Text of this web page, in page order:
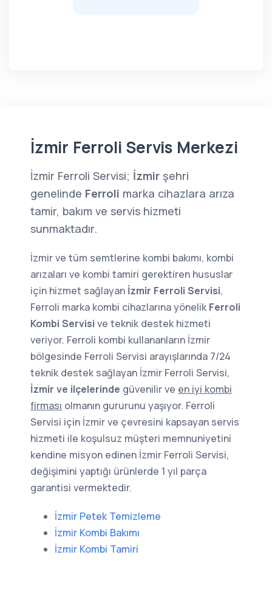
İzmir Ferroli Servis Merkezi
İzmir Ferroli Servisi; İzmir şehri
genelinde Ferroli marka cihazlara arıza
tamir, bakım ve servis hizmeti
sunmaktadır.
İzmir ve tüm semtlerine kombi bakımı, kombi
arızaları ve kombi tamiri gerektiren hususlar
için hizmet sağlayan İzmir Ferroli Servisi,
Ferroli marka kombi cihazlarına yönelik Ferroli
Kombi Servisi ve teknik destek hizmeti
veriyor. Ferroli kombi kullananların İzmir
bölgesinde Ferroli Servisi arayışlarında 7/24
teknik destek sağlayan İzmir Ferroli Servisi,
İzmir ve ilçelerinde güvenilir ve en iyi kombi
firması olmanın gururunu yaşıyor. Ferroli
Servisi için İzmir ve çevresini kapsayan servis
hizmeti ile koşulsuz müşteri memnuniyetini
kendine misyon edinen İzmir Ferroli Servisi,
değişimini yaptığı ürünlerde 1 yıl parça
garantisi vermektedir.
İzmir Petek Temizleme
İzmir Kombi Bakımı
İzmir Kombi Tamiri